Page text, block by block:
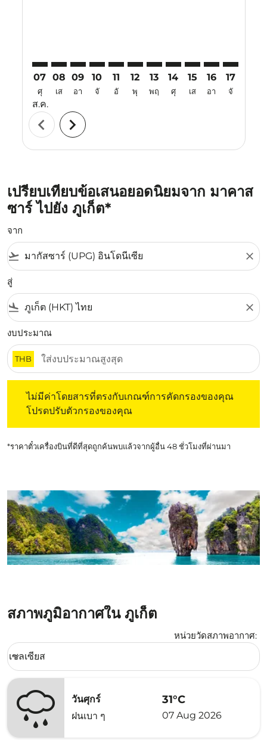
07
ศุ
ส.ค.
08
เส
09
อา
10
จั
11
อั
12
พุ
13
พฤ
14
ศุ
15
เส
16
อา
17
จั
chevron_left chevron_right
เปรียบเทียบข้อเสนอยอดนิยมจาก มาคาส
ซาร์ ไปยัง ภูเก็ต*
จาก
flight_takeoff close
สู่
flight_land close
งบประมาณ
THB
ไม่มีค่าโดยสารที่ตรงกับเกณฑ์การคัดกรองของคุณ
โปรดปรับตัวกรองของคุณ
*ราคาตั๋วเครื่องบินที่ดีที่สุดถูกค้นพบแล้วจากผู้อื่น 48 ชั่วโมงที่ผ่านมา
สภาพภูมิอากาศใน ภูเก็ต
หน่วยวัดสภาพอากาศ:
Weather unit option เซลเซียส Selected
เซลเซียส
keyboard_arrow_down
วันศุกร์
ฝนเบา ๆ
31°C
07 Aug 2026